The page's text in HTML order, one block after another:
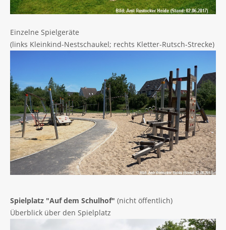
Einzelne Spielgeräte
(links Kleinkind-Nestschaukel; rechts Kletter-Rutsch-Strecke)
Spielplatz "Auf dem Schulhof" (nicht öffentlich)
Überblick über den Spielplatz